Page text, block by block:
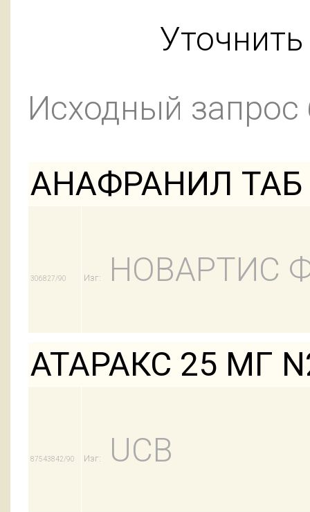
Исходный
АНАФРАНИЛ ТАБ
306827/90 Изг: НОВАРТИС
АТАРАКС 25 МГ
87543842/90 Изг: UCB